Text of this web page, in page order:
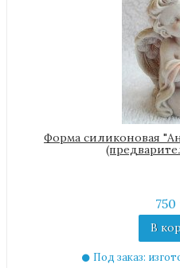
Форма силиконовая
750
В
Под заказ: